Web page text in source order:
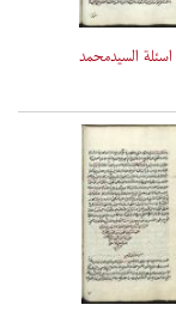
اسئلة السیدمحمد